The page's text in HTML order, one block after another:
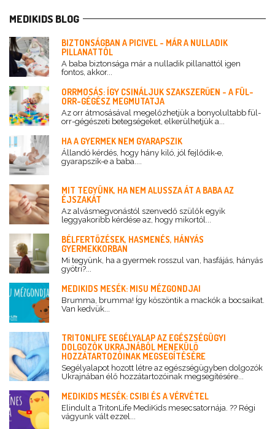
MEDIKIDS BLOG
BIZTONSÁGBAN A PICIVEL - MÁR A NULLADIK
PILLANATTÓL
A baba biztonsága már a nulladik pillanattól igen
fontos, akkor...
ORRMOSÁS: ÍGY CSINÁLJUK SZAKSZERŰEN - A FÜL-
ORR-GÉGÉSZ MEGMUTATJA
Az orr átmosásával megelőzhetjük a bonyolultabb fül-
orr-gégészeti betegségeket, elkerülhetjük a...
HA A GYERMEK NEM GYARAPSZIK
Állandó kérdés, hogy hány kiló, jól fejlődik-e,
gyarapszik-e a baba....
MIT TEGYÜNK, HA NEM ALUSSZA ÁT A BABA AZ
ÉJSZAKÁT
Az alvásmegvonástól szenvedő szülők egyik
leggyakoribb kérdése az, hogy mikortól...
BÉLFERTŐZÉSEK, HASMENÉS, HÁNYÁS
GYERMEKKORBAN
Mi tegyünk, ha a gyermek rosszul van, hasfájás, hányás
gyötri?...
MEDIKIDS MESÉK: MISU MÉZGONDJAI
Brumma, brumma! Így köszöntik a mackók a bocsaikat.
Van kedvük...
TRITONLIFE SEGÉLYALAP AZ EGÉSZSÉGÜGYI
DOLGOZÓK UKRAJNÁBÓL MENEKÜLŐ
HOZZÁTARTOZÓINAK MEGSEGÍTÉSÉRE
Segélyalapot hozott létre az egészségügyben dolgozók
Ukrajnában élő hozzátartozóinak megsegítésére...
MEDIKIDS MESÉK: CSIBI ÉS A VÉRVÉTEL
Elindult a TritonLife MediKids mesecsatornája. ?? Régi
vágyunk vált ezzel...